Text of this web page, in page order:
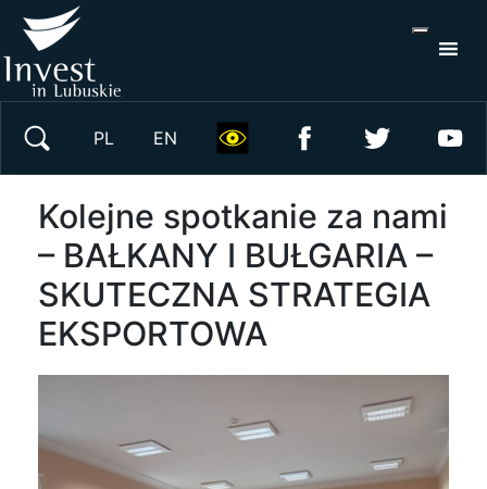
PL EN
Kolejne spotkanie za nami
– BAŁKANY I BUŁGARIA –
SKUTECZNA STRATEGIA
EKSPORTOWA
Wyszukaj w serwisie